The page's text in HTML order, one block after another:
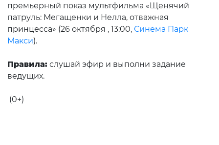
премьерный показ мультфильма «Щенячий
патруль: Мегащенки и Нелла, отважная
принцесса» (26 октября , 13:00, Синема Парк
Макси).
Правила: слушай эфир и выполни задание
ведущих.
(0+)